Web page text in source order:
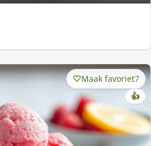
Maak favoriet7
👍